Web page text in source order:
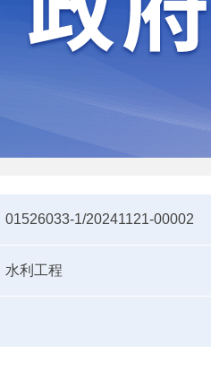
01526033-1/20241121-00002
水利工程